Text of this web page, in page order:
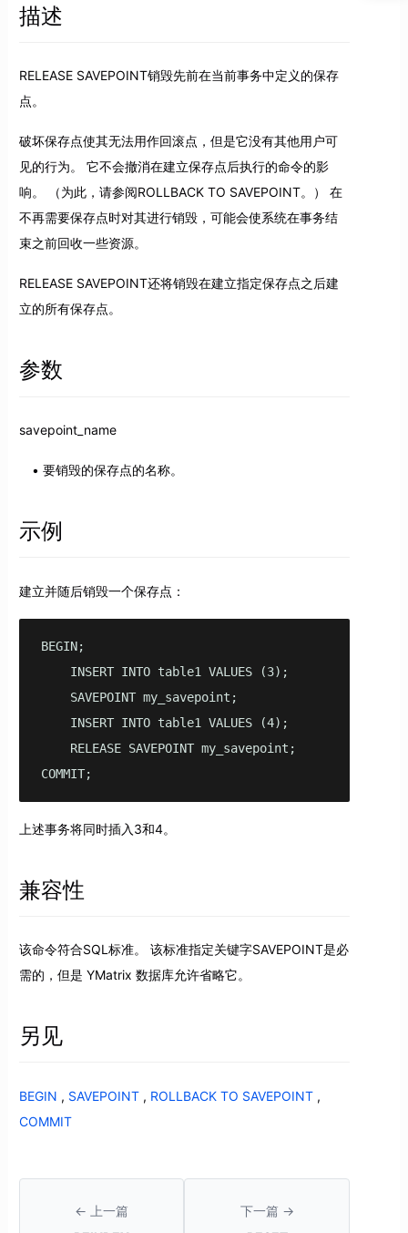
描述
RELEASE SAVEPOINT销毁先前在当前事务中定义的保存
点。
破坏保存点使其无法用作回滚点，但是它没有其他用户可
见的行为。 它不会撤消在建立保存点后执行的命令的影
响。 （为此，请参阅ROLLBACK TO SAVEPOINT。） 在
不再需要保存点时对其进行销毁，可能会使系统在事务结
束之前回收一些资源。
RELEASE SAVEPOINT还将销毁在建立指定保存点之后建
立的所有保存点。
参数
savepoint_name
要销毁的保存点的名称。
示例
建立并随后销毁一个保存点：
BEGIN;
    INSERT INTO table1 VALUES (3);
    SAVEPOINT my_savepoint;
    INSERT INTO table1 VALUES (4);
    RELEASE SAVEPOINT my_savepoint;
COMMIT;
上述事务将同时插入3和4。
兼容性
该命令符合SQL标准。 该标准指定关键字SAVEPOINT是必
需的，但是 YMatrix 数据库允许省略它。
另见
BEGIN , SAVEPOINT, ROLLBACK TO SAVEPOINT,
COMMIT
← 上一篇
下一篇 →